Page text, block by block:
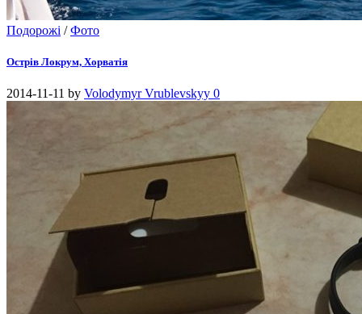
Подорожі /Фото
Острів Локрум, Хорватія
2014-11-11 by Volodymyr Vrublevskyy 0